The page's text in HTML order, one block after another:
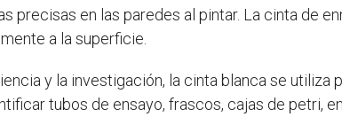
precisas en las paredes al pintar. La cinta de
a la superficie.
y la investigación, la cinta blanca se
tubos de ensayo, frascos, cajas de petri,